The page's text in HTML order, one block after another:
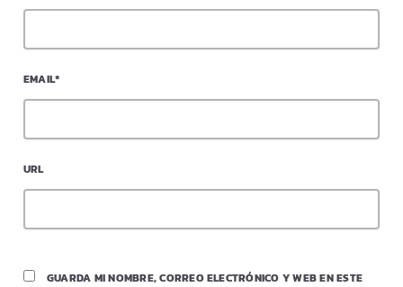
EMAIL*
URL
GUARDA MI NOMBRE, CORREO ELECTRÓNICO Y WEB EN ESTE